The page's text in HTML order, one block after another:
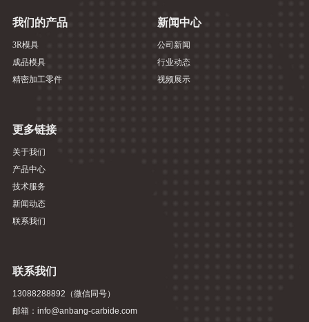
我们的产品
3R模具
成品模具
精密加工零件
新闻中心
公司新闻
行业动态
视频展示
更多链接
关于我们
产品中心
技术服务
新闻动态
联系我们
联系我们
13088288892（微信同号）
邮箱：info@anbang-carbide.com